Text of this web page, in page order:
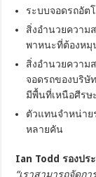
ระบบจอดรถอัต
สิ่งอำนวยควา
พาหนะที่ต้องหมุ
สิ่งอำนวยความ
จอดรถของบริษั
มีพื้นที่เหนือศีรษ
ตัวแทนจำหน่าย
หลายคัน
Ian Todd รองปร
“เราสามารถจัดก